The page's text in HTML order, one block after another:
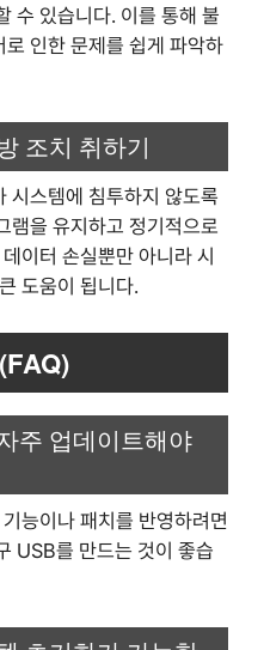
수 있습니다. 이를 통해 불
인한 문제를 쉽게 파악하
조치 취하기
시스템에 침투하지 않도록
램을 유지하고 정기적으로
이터 손실뿐만 아니라 시
도움이 됩니다.
주 업데이트해야
능이나 패치를 반영하려면
USB를 만드는 것이 좋습